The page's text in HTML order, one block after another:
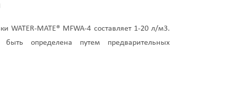
MATE® MFWA-4 составляет 1-20 л/м3.
определена путем предварительных